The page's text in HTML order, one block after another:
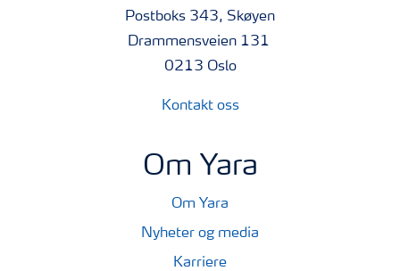
Postboks 343, Skøyen
Drammensveien 131
0213 Oslo
Kontakt oss
Om Yara
Om Yara
Nyheter og media
Karriere